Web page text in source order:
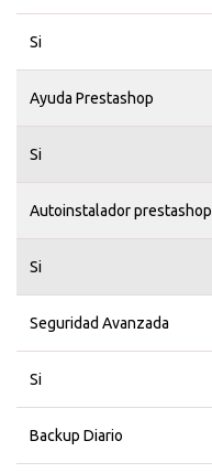
Si
Ayuda Prestashop
Si
Autoinstalador prestashop
Si
Seguridad Avanzada
Si
Backup Diario